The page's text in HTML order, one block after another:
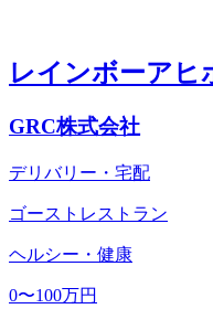
レインボーア
GRC株式会社
デリバリー・宅配
ゴーストレストラン
ヘルシー・健康
0〜100万円